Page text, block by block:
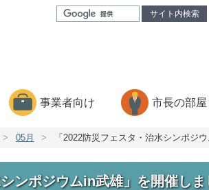
サイト内検索
事業者向け 市長の部屋
> 05月 > 「2022防災フェスタ・治水シンポジ
ンポジウムin武雄」を開催し